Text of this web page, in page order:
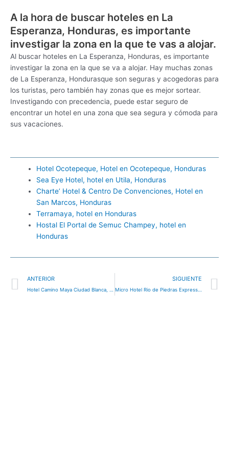
A la hora de buscar hoteles en La
Esperanza, Honduras, es importante
investigar la zona en la que te vas a alojar.
Al buscar hoteles en La Esperanza, Honduras, es importante
investigar la zona en la que se va a alojar. Hay muchas zonas
de La Esperanza, Hondurasque son seguras y acogedoras para
los turistas, pero también hay zonas que es mejor sortear.
Investigando con precedencia, puede estar seguro de
encontrar un hotel en una zona que sea segura y cómoda para
sus vacaciones.
Hotel Ocotepeque, Hotel en Ocotepeque, Honduras
Sea Eye Hotel, hotel en Utila, Honduras
Charte’ Hotel & Centro De Convenciones, Hotel en
San Marcos, Honduras
Terramaya, hotel en Honduras
Hostal El Portal de Semuc Champey, hotel en
Honduras
Ant
ANTERIOR
Hotel Camino Maya Ciudad Blanca, hotel en Copán Ruinas, Honduras
SIGUIENTE
Micro Hotel Rio de Piedras Express, hotel en San Pedro Sula, Honduras